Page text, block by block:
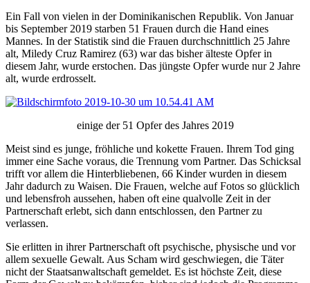
Ein Fall von vielen in der Dominikanischen Republik. Von Januar
bis September 2019 starben 51 Frauen durch die Hand eines
Mannes. In der Statistik sind die Frauen durchschnittlich 25 Jahre
alt, Miledy Cruz Ramirez (63) war das bisher älteste Opfer in
diesem Jahr, wurde erstochen. Das jüngste Opfer wurde nur 2 Jahre
alt, wurde erdrosselt.
einige der 51 Opfer des Jahres 2019
Meist sind es junge, fröhliche und kokette Frauen. Ihrem Tod ging
immer eine Sache voraus, die Trennung vom Partner. Das Schicksal
trifft vor allem die Hinterbliebenen, 66 Kinder wurden in diesem
Jahr dadurch zu Waisen. Die Frauen, welche auf Fotos so glücklich
und lebensfroh aussehen, haben oft eine qualvolle Zeit in der
Partnerschaft erlebt, sich dann entschlossen, den Partner zu
verlassen.
Sie erlitten in ihrer Partnerschaft oft psychische, physische und vor
allem sexuelle Gewalt. Aus Scham wird geschwiegen, die Täter
nicht der Staatsanwaltschaft gemeldet. Es ist höchste Zeit, diese